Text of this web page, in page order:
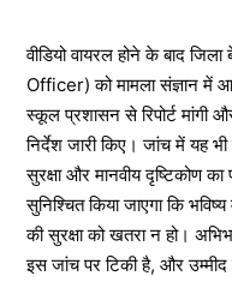
वीडियो वायरल होने के बाद
Officer) को मामला संज्ञान में
स्कूल प्रशासन से रिपोर्ट मांगी
निर्देश जारी किए। जांच में यह
सुरक्षा और मानवीय दृष्टिकोण
सुनिश्चित किया जाएगा कि
की सुरक्षा को खतरा न हो।
इस जांच पर टिकी है, और उम्मीद